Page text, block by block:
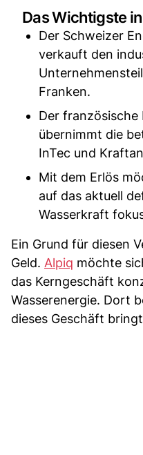
Das Wichtigste
Der Schweizer
verkauft den
Franken.
Der französische
übernimmt die
InTec und
Mit dem Erlös
auf das aktuell
Wasserkraft
Ein Grund für diesen
Geld. Alpiq möchte
das Kerngeschäft
Wasserenergie. Dort
dieses Geschäft